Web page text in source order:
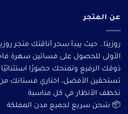
عن المتجر
روزيتا.. حيث يبدأ سحر أناقتك متجر
الأولى للحصول على فساتين سهرة
ذوقك الرفيع وتمنحك حضورًا
تستحقين الأفضل، اختاري فستانك من
تخطف الأنظار في كل مناسبة
📦 شحن سريع لجميع مدن المملكة